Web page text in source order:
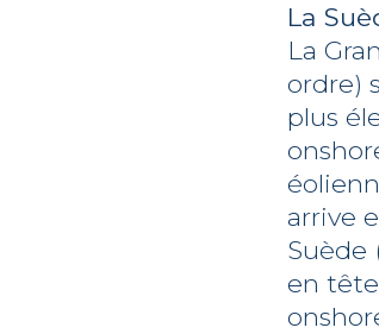
La
La
ordre)
plus
arrive
Suède
en